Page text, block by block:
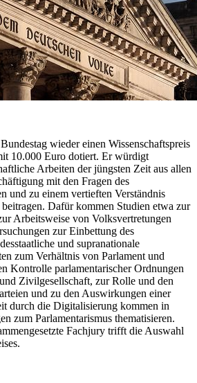
wieder einen Wissenschaftspreis
10.000 Euro dotiert. Er würdigt
Arbeiten der jüngsten Zeit aus allen
mit den Fragen des
und zu einem vertieften Verständnis
Dafür kommen Studien etwa zur
Arbeitsweise von Volksvertretungen
zur Einbettung des
und supranationale
zum Verhältnis von Parlament und
Kontrolle parlamentarischer Ordnungen
Zivilgesellschaft, zur Rolle und den
und zu den Auswirkungen einer
durch die Digitalisierung kommen in
zum Parlamentarismus thematisieren.
Fachjury trifft die Auswahl